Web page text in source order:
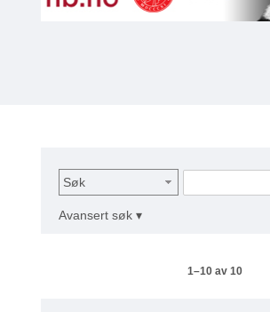
Søk
Avansert søk ▾
1–10 av 10